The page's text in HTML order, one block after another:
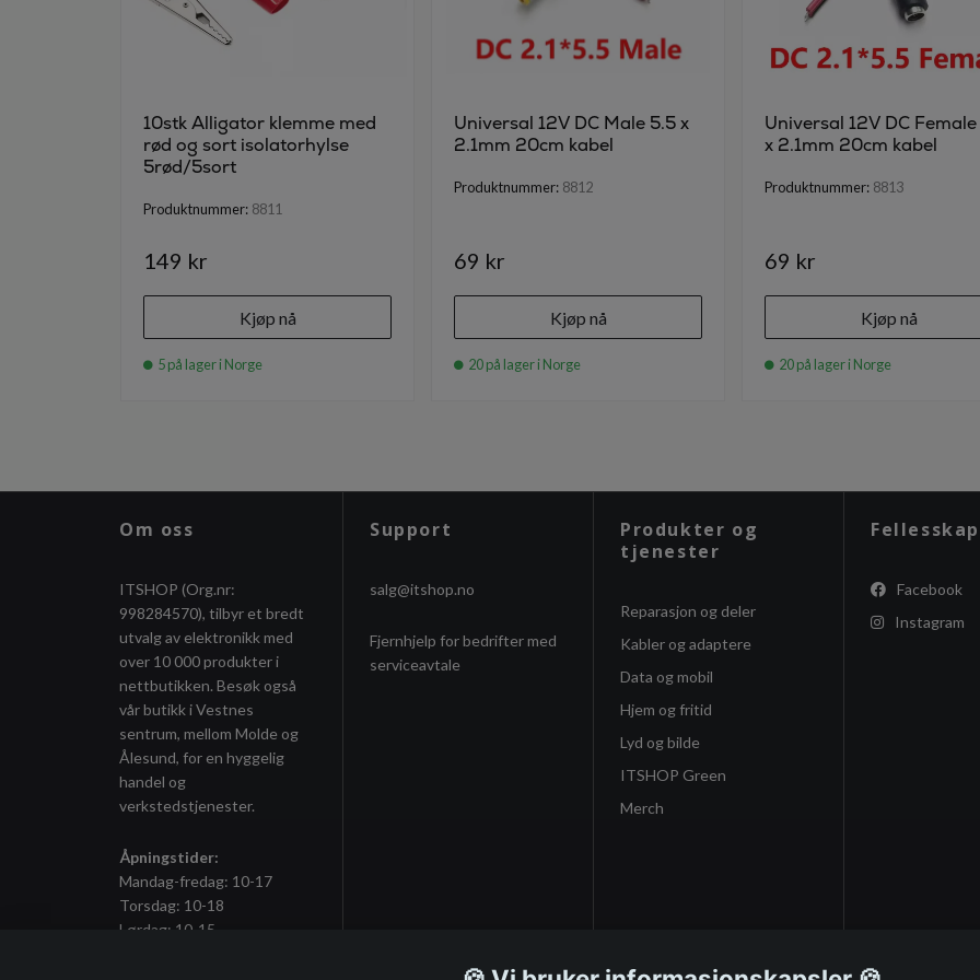
10stk Alligator klemme med
rød og sort isolatorhylse
5rød/5sort
Produktnummer: 8811
149 kr
Kjøp nå
5 på lager i Norge
Universal 12V DC Male 5.5 x
2.1mm 20cm kabel
Produktnummer: 8812
69 kr
Kjøp nå
20 på lager i Norge
Universal 12V DC
x 2.1mm 20cm kabel
Produktnummer: 8813
69 kr
Kjøp nå
20 på lager i Norge
Om oss
ITSHOP (Org.nr:
998284570), tilbyr et bredt
utvalg av elektronikk med
over 10 000 produkter i
nettbutikken. Besøk også
vår butikk i Vestnes
sentrum, mellom Molde og
Ålesund, for en hyggelig
handel og
verkstedstjenester.
Åpningstider:
Mandag-fredag: 10-17
Torsdag: 10-18
Lørdag: 10-15
Support
salg@itshop.no
Fjernhjelp for bedrifter med
serviceavtale
Produkter og
tjenester
Reparasjon og deler
Kabler og adaptere
Data og mobil
Hjem og fritid
Lyd og bilde
ITSHOP Green
Merch
Fellesskap
Facebook
Instagram